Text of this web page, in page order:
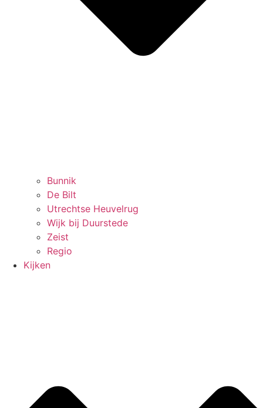
Bunnik
De Bilt
Utrechtse Heuvelrug
Wijk bij Duurstede
Zeist
Regio
Kijken